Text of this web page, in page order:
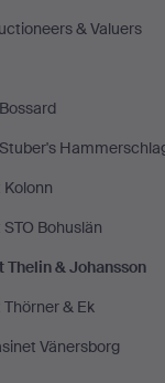
& Valuers
Bohuslän
Thelin & Johansson
& Ek
Vänersborg